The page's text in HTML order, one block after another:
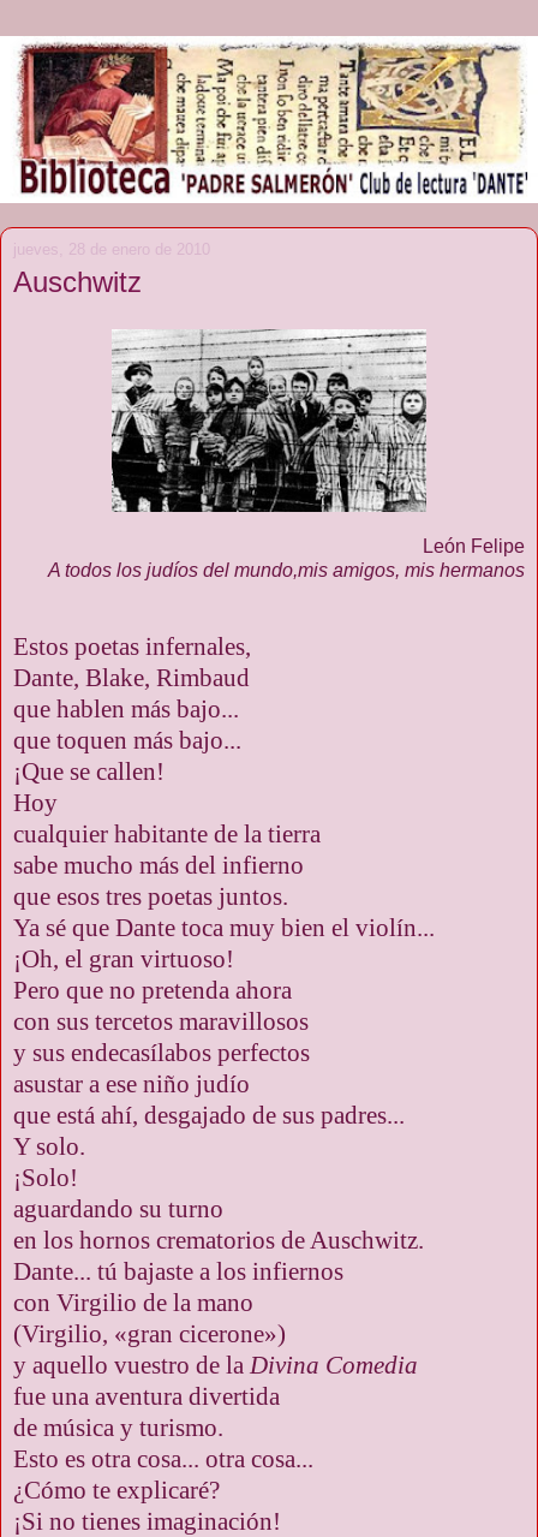
jueves, 28 de enero de 2010
Auschwitz
León Felipe
A todos los judíos del mundo,mis amigos, mis hermanos
Estos poetas infernales,
Dante, Blake, Rimbaud
que hablen más bajo...
que toquen más bajo...
¡Que se callen!
Hoy
cualquier habitante de la tierra
sabe mucho más del infierno
que esos tres poetas juntos.
Ya sé que Dante toca muy bien el violín...
¡Oh, el gran virtuoso!
Pero que no pretenda ahora
con sus tercetos maravillosos
y sus endecasílabos perfectos
asustar a ese niño judío
que está ahí, desgajado de sus padres...
Y solo.
¡Solo!
aguardando su turno
en los hornos crematorios de Auschwitz.
Dante... tú bajaste a los infiernos
con Virgilio de la mano
(Virgilio, «gran cicerone»)
y aquello vuestro de la Divina Comedia
fue una aventura divertida
de música y turismo.
Esto es otra cosa... otra cosa...
¿Cómo te explicaré?
¡Si no tienes imaginación!